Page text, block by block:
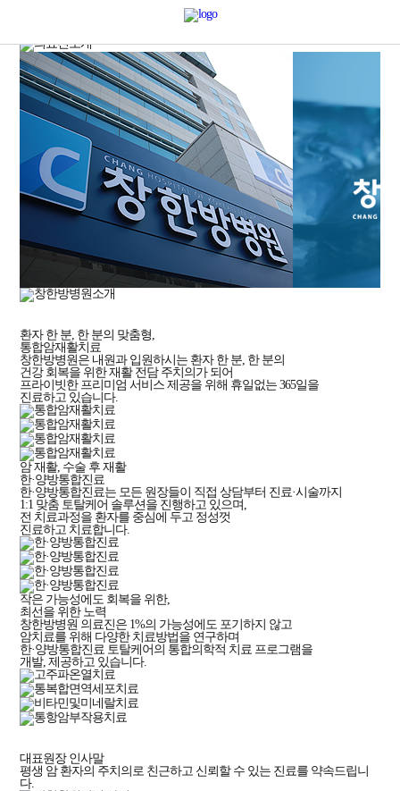
환자 한 분, 한 분의 맞춤형,
통합암재활치료
창한방병원은 내원과 입원하시는 환자 한 분, 한 분의
건강 회복을 위한 재활 전담 주치의가 되어
프라이빗한 프리미엄 서비스 제공을 위해 휴일없는 365일을
진료하고 있습니다.
암 재활, 수술 후 재활
한·양방통합진료
한·양방통합진료는 모든 원장들이 직접 상담부터 진료·시술까지
1:1 맞춤 토탈케어 솔루션을 진행하고 있으며,
전 치료과정을 환자를 중심에 두고 정성껏
진료하고 치료합니다.
작은 가능성에도 회복을 위한,
최선을 위한 노력
창한방병원 의료진은 1%의 가능성에도 포기하지 않고
암치료를 위해 다양한 치료방법을 연구하며
한·양방통합진료 토탈케어의 통합의학적 치료 프로그램을
개발, 제공하고 있습니다.
대표원장 인사말
평생 암 환자의 주치의로 친근하고 신뢰할 수 있는 진료를 약속드립니
다.